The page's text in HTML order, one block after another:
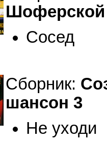
Шоферской
Сосед
Сборник:
шансон 3
Не уходи